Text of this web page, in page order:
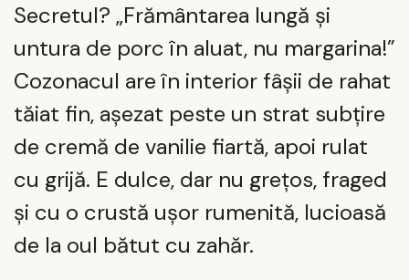
Secretul? „Frământarea lungă și
untura de porc în aluat, nu margarina!”
Cozonacul are în interior fâșii de rahat
tăiat fin, așezat peste un strat subțire
de cremă de vanilie fiartă, apoi rulat
cu grijă. E dulce, dar nu grețos, fraged
și cu o crustă ușor rumenită, lucioasă
de la oul bătut cu zahăr.